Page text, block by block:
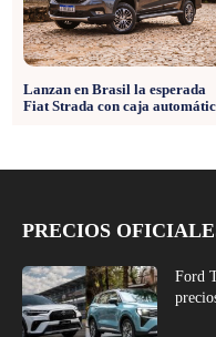
Lanzan en Brasil la esperada
Fiat Strada con caja
PRECIOS
Ford